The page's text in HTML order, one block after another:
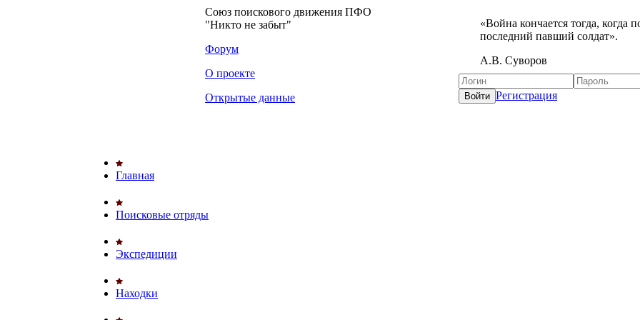
Союз поискового движения ПФО
"Никто не забыт"
Форум
О проекте
Открытые данные
«Война кончается тогда, когда
последний павший солдат».
А.В. Суворов
Регистрация
Главная
Поисковые отряды
Экспедиции
Находки